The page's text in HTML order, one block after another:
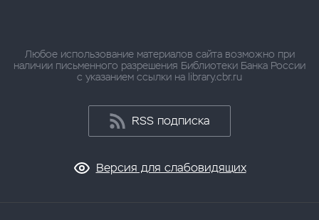
Любое использование материалов сайта возможно при
наличии письменного разрешения Библиотеки Банка России
с указанием ссылки на library.cbr.ru
RSS подписка
Версия для слабовидящих